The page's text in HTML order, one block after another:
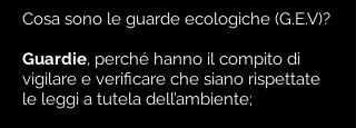
Cosa sono le guarde ecologiche (G.E.V)?
Guardie, perché hanno il compito di
vigilare e verificare che siano rispettate
le leggi a tutela dell’ambiente;